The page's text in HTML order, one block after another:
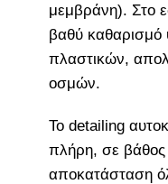
μεμβράνη). Στο
βαθύ
πλαστικών,
οσμών.
Το detailing
πλήρη, σε βάθος
αποκατάσταση